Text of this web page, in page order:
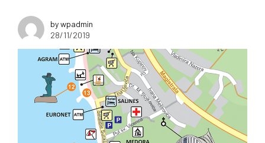
by wpadmin
28/11/2019